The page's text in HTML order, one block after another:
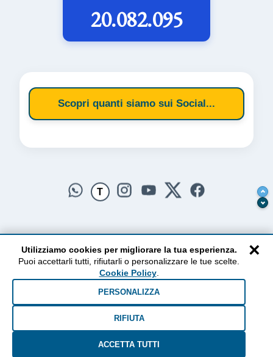
20.082.095
Scopri quanti siamo sui Social...
T
AlzogliOcchiversoilCielo
Dal 2010 ad oggi • Testi e pensieri tra terra e cielo
×
Utilizziamo cookies per migliorare la tua esperienza.
Puoi accettarli tutti, rifiutarli o personalizzare le tue scelte.
Cookie Policy.
PERSONALIZZA
RIFIUTA
ACCETTA TUTTI